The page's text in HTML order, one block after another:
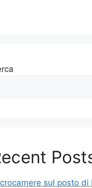
sul posto di